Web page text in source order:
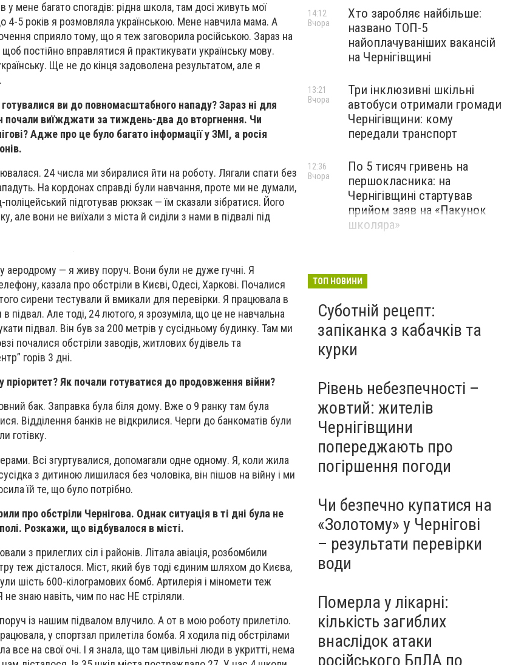
у мене багато спогадів: рідна школа, там досі живуть мої
4-5 років я розмовляла українською. Мене навчила мама. А
сприяло тому, що я теж заговорила російською. Зараз на
постійно вправлятися й практикувати українську мову.
Ще не до кінця задоволена результатом, але я
ви до повномасштабного нападу? Зараз ні для
почали виїжджати за тиждень-два до вторгнення. Чи
Адже про це було багато інформації у ЗМІ, а росія
24 числа ми збиралися йти на роботу. Лягали спати без
На кордонах справді були навчання, проте ми не думали,
підготував рюкзак — їм сказали зібратися. Його
але вони не виїхали з міста й сиділи з нами в підвалі під
аеродрому — я живу поруч. Вони були не дуже гучні. Я
казала про обстріли в Києві, Одесі, Харкові. Почалися
сирени тестували й вмикали для перевірки. Я працювала в
підвал. Але тоді, 24 лютого, я зрозуміла, що це не навчальна
підвал. Він був за 200 метрів у сусідньому будинку. Там ми
почалися обстріли заводів, житлових будівель та
горів 3 дні.
Як почали готуватися до продовження війни?
бак. Заправка була біля дому. Вже о 9 ранку там була
Відділення банків не відкрилися. Черги до банкоматів були
готівку.
Всі згуртувалися, допомагали одне одному. Я, коли жила
з дитиною лишилася без чоловіка, він пішов на війну і ми
їй те, що було потрібно.
про обстріли Чернігова. Однак ситуація в ті дні була не
Розкажи, що відбувалося в місті.
з прилеглих сіл і районів. Літала авіація, розбомбили
теж дісталося. Міст, який був тоді єдиним шляхом до Києва,
шість 600-кілограмових бомб. Артилерія і міномети теж
знаю навіть, чим по нас НЕ стріляли.
із нашим підвалом влучило. А от в мою роботу прилетіло.
у спортзал прилетіла бомба. Я ходила під обстрілами
все на свої очі. І я знала, що там цивільні люди в укритті, нема
Хто заробляє найбільше:
названо ТОП-5
найоплачуваніших вакансій
на Чернігівщині
14:12
Вчора
Три інклюзивні шкільні
автобуси отримали громади
Чернігівщини: кому
передали транспорт
13:21
Вчора
По 5 тисяч гривень на
першокласника: на
Чернігівщині стартував
прийом заяв на «Пакунок
школяра»
12:36
Вчора
ТОП НОВИНИ
Суботній рецепт:
запіканка з кабачків та
курки
Рівень небезпечності –
жовтий: жителів
Чернігівщини
попереджають про
погіршення погоди
Чи безпечно купатися на
«Золотому» у Чернігові
– результати перевірки
води
Померла у лікарні:
кількість загиблих
внаслідок атаки
російського БпЛА по